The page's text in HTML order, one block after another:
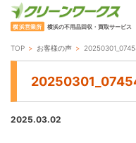
横浜営業所 横浜の不用品回収・買取サービス
TOP お客様の声
2025.03.02